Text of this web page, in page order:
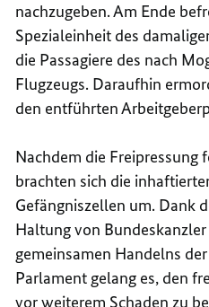
nachzugeben. Am Ende
Spezialeinheit des
die Passagiere des nach
Flugzeugs. Daraufhin
den entführten
Nachdem die Freipressung
brachten sich die
Gefängniszellen um. Dank
Haltung von
gemeinsamen Handelns
Parlament gelang es, den
vor weiterem Schaden zu